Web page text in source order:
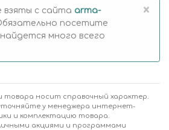
с сайта arma-
посетите
много всего
×
товара носит справочный характер.
у менеджера интернет-
и комплектацию товара.
акциями и программами